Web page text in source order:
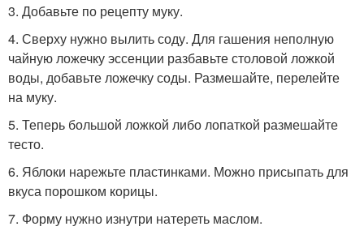
3. Добавьте по рецепту муку.
4. Сверху нужно вылить соду. Для гашения неполную
чайную ложечку эссенции разбавьте столовой ложкой
воды, добавьте ложечку соды. Размешайте, перелейте
на муку.
5. Теперь большой ложкой либо лопаткой размешайте
тесто.
6. Яблоки нарежьте пластинками. Можно присыпать для
вкуса порошком корицы.
7. Форму нужно изнутри натереть маслом.